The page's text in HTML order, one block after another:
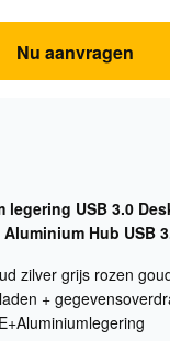
Nu aanvragen
legering USB 3.0
Aluminium Hub USB
zilver grijs rozen
+